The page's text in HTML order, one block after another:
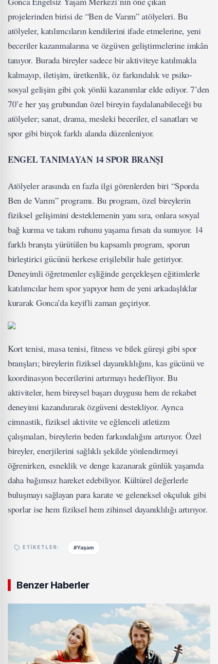
projelerinden birisi de “Ben de Varım” atölyeleri. Bu
atölyeler, katılımcıların kendilerini ifade etmelerine, yeni
beceriler kazanmalarına ve özgüven geliştirmelerine imkân
tanıyor. Burada bireyler sadece bir aktiviteye katılmakla
kalmayıp, iletişim, üretkenlik, öz farkındalık ve psiko-
sosyal gelişim gibi çok yönlü kazanımlar elde ediyor. 7’den
70’e her yaş grubundan özel bireyin faydalanabileceği bu
atölyeler; sanat, drama, mesleki beceriler, el sanatları ve
spor gibi birçok farklı alanda düzenleniyor.
ENGEL TANIMAYAN 14 SPOR BRANŞI
Atölyeler arasında en fazla ilgi görenlerden biri “Sporda
Ben de Varım” programı. Bu program, özel bireylerin
fiziksel gelişimini desteklemenin yanı sıra, onlara sosyal
bağ kurma ve takım ruhunu yaşama fırsatı da sunuyor. 14
farklı branşta yürütülen bu kapsamlı program, sporun
birleştirici gücünü herkese erişilebilir hale getiriyor.
Deneyimli öğretmenler eşliğinde gerçekleşen eğitimlerle
katılımcılar hem spor yapıyor hem de yeni arkadaşlıklar
kurarak Gonca’da keyifli zaman geçiriyor.
Kort tenisi, masa tenisi, fitness ve bilek güreşi gibi spor
branşları; bireylerin fiziksel dayanıklılığını, kas gücünü ve
koordinasyon becerilerini artırmayı hedefliyor. Bu
aktiviteler, hem bireysel başarı duygusu hem de rekabet
deneyimi kazandırarak özgüveni destekliyor. Ayrıca
cimnastik, fiziksel aktivite ve eğlenceli atletizm
çalışmaları, bireylerin beden farkındalığını artırıyor. Özel
bireyler, enerjilerini sağlıklı şekilde yönlendirmeyi
öğrenirken, esneklik ve denge kazanarak günlük yaşamda
daha bağımsız hareket edebiliyor. Kültürel değerlerle
buluşmayı sağlayan para karate ve geleneksel okçuluk gibi
sporlar ise hem fiziksel hem zihinsel dayanıklılığı artırıyor.
ETIKETLER: #Yaşam
Benzer Haberler